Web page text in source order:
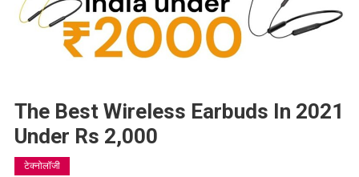
The Best Wireless Earbuds In 2021
Under Rs 2,000
टेक्नोलॉजी